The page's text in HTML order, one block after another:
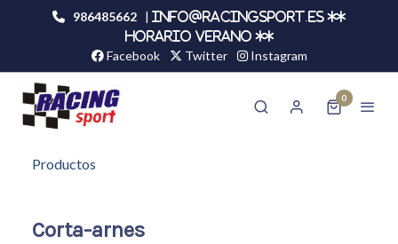
986485662 |
info@racingsport.es **
HORARIO VERANO **
Facebook Twitter Instagram
0
Productos
Corta-arnes